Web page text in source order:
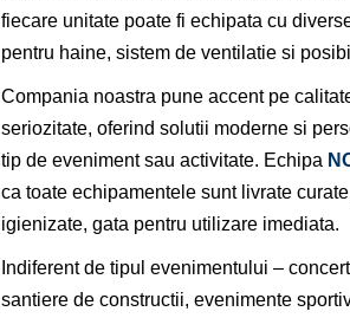
fiecare unitate poate fi echipata cu
pentru haine, sistem de ventilatie si
Compania noastra pune accent pe
seriozitate, oferind solutii moderne si
tip de eveniment sau activitate. Echipa
ca toate echipamentele sunt livrate
igienizate, gata pentru utilizare imediata.
Indiferent de tipul evenimentului –
santiere de constructii, evenimente